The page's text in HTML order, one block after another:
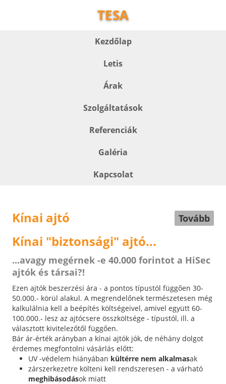
TESA
Kezdőlap
Letis
Árak
Szolgáltatások
Referenciák
Galéria
Kapcsolat
Kínai ajtó Tovább
Kínai "biztonsági" ajtó...
...avagy megérnek -e 40.000 forintot a HiSec
ajtók és társai?!
Ezen ajtók beszerzési ára - a pontos típustól függően 30-
50.000.- körül alakul. A megrendelőnek természetesen még
kalkulálnia kell a beépítés költségeivel, amivel együtt 60-
100.000.- lesz az ajtócsere összköltsége - típustól, ill. a
választott kivitelezőtől függően.
Bár ár-érték arányban a kínai ajtók jók, de néhány dolgot
érdemes megfontolni vásárlás előtt:
UV -védelem hiányában kültérre nem alkalmasak
zárszerkezetre költeni kell rendszeresen - a várható
meghibásodások miatt